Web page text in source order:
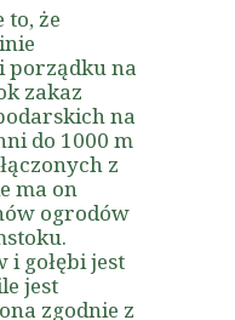
to, że
porządku na
zakaz
na
do 1000 m
z
ma on
ogrodów
gołębi jest
jest
zgodnie z